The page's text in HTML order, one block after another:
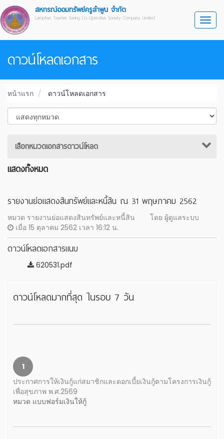
สหกรณ์ออมทรัพย์ครูลำพูน จำกัด
Lamphun Teacher Saving Co-Operative Society Company Limited
ดาวน์โหลดเอกสาร
หน้าแรก ดาวน์โหลดเอกสาร
เสือกหมวดเอกสารดาวน์โหลด
แสดงทั้งหมด
รายงานย่อแสดงสินทรัพย์และหนี้สิน ณ 31 พฤษภาคม 2562
หมวด รายงานย่อแสดงสินทรัพย์และหนี้สิน
โดย ผู้ดูแลระบบ
เมื่อ 15 ตุลาคม 2562 เวลา 16:12 น.
ดาวน์โหลดเอกสารแนบ
620531.pdf
ดาวน์โหลดมากที่สุด ในรอบ 7 วัน
1
ประกาศการให้เงินกู้แก่สมาชิกและดอกเบี้ยเงินกู้ตามโครงการเงินกู้
เพื่อสุขภาพ พ.ศ.2569
หมวด แบบฟอร์มเงินให้กู้